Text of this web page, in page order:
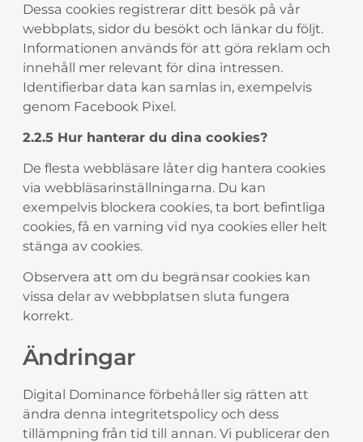
Dessa cookies registrerar ditt besök på vår
webbplats, sidor du besökt och länkar du följt.
Informationen används för att göra reklam och
innehåll mer relevant för dina intressen.
Identifierbar data kan samlas in, exempelvis
genom Facebook Pixel.
2.2.5 Hur hanterar du dina cookies?
De flesta webbläsare låter dig hantera cookies
via webbläsarinställningarna. Du kan
exempelvis blockera cookies, ta bort befintliga
cookies, få en varning vid nya cookies eller helt
stänga av cookies.
Observera att om du begränsar cookies kan
vissa delar av webbplatsen sluta fungera
korrekt.
Ändringar
Digital Dominance förbehåller sig rätten att
ändra denna integritetspolicy och dess
tillämpning från tid till annan. Vi publicerar den